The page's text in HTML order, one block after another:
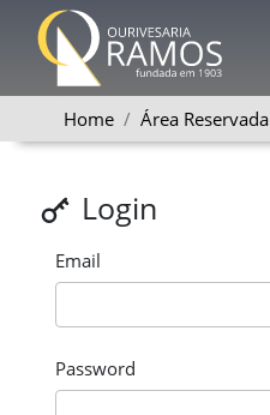
Home Área Reservada
Login
Email
Password